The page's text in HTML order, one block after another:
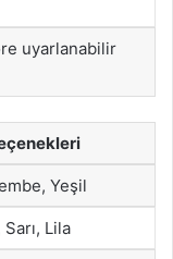
uyarlanabilir
Yeşil
Sarı, Lila